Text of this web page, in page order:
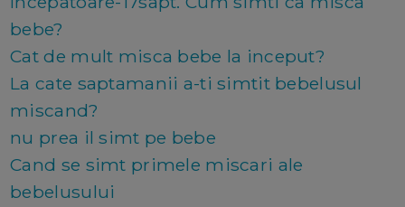
bebe?
Cat de mult misca bebe la inceput?
La cate saptamanii a-ti simtit bebelusul
miscand?
nu prea il simt pe bebe
Cand se simt primele miscari ale
bebelusului